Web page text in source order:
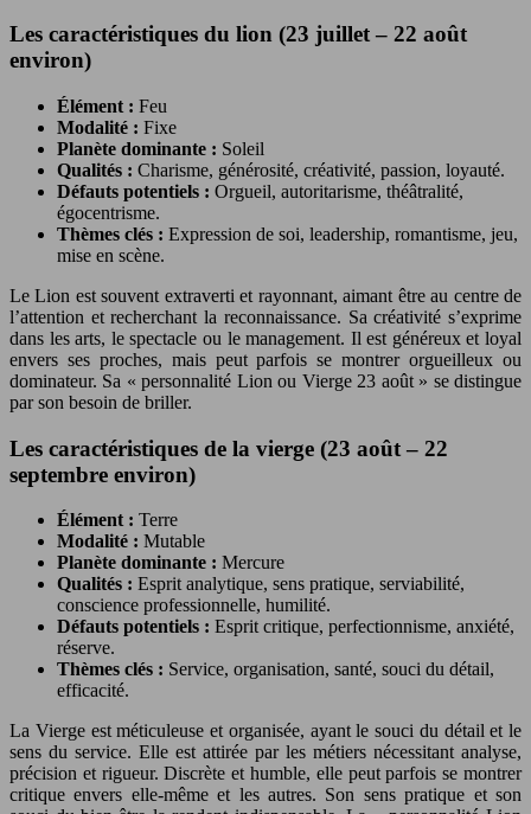
Les caractéristiques du lion (23 juillet – 22 août
environ)
Élément : Feu
Modalité : Fixe
Planète dominante : Soleil
Qualités : Charisme, générosité, créativité, passion, loyauté.
Défauts potentiels : Orgueil, autoritarisme, théâtralité,
égocentrisme.
Thèmes clés : Expression de soi, leadership, romantisme, jeu,
mise en scène.
Le Lion est souvent extraverti et rayonnant, aimant être au centre de
l’attention et recherchant la reconnaissance. Sa créativité s’exprime
dans les arts, le spectacle ou le management. Il est généreux et loyal
envers ses proches, mais peut parfois se montrer orgueilleux ou
dominateur. Sa « personnalité Lion ou Vierge 23 août » se distingue
par son besoin de briller.
Les caractéristiques de la vierge (23 août – 22
septembre environ)
Élément : Terre
Modalité : Mutable
Planète dominante : Mercure
Qualités : Esprit analytique, sens pratique, serviabilité,
conscience professionnelle, humilité.
Défauts potentiels : Esprit critique, perfectionnisme, anxiété,
réserve.
Thèmes clés : Service, organisation, santé, souci du détail,
efficacité.
La Vierge est méticuleuse et organisée, ayant le souci du détail et le
sens du service. Elle est attirée par les métiers nécessitant analyse,
précision et rigueur. Discrète et humble, elle peut parfois se montrer
critique envers elle-même et les autres. Son sens pratique et son